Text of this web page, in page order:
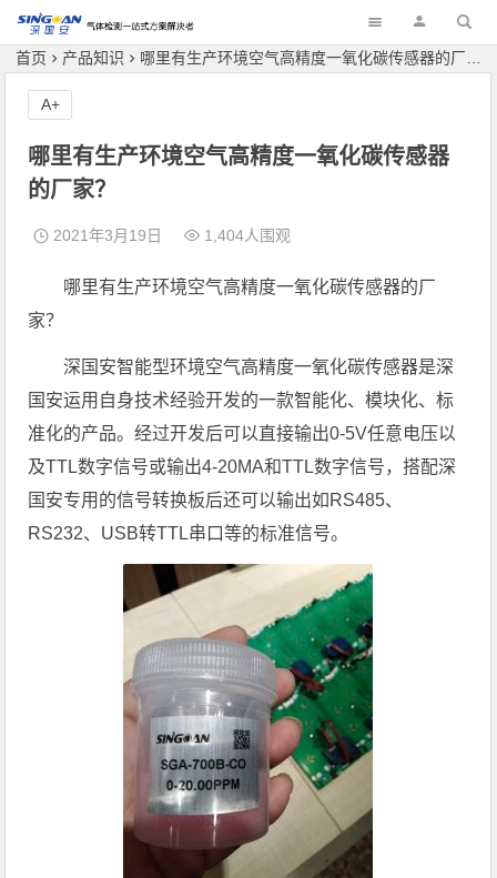
深国安
首页 产品知识 哪里有生产环境空气高精度一氧化碳传感器的厂家？
哪里有生产环境空气高精度一氧化碳传感器
的厂家？
2021年3月19日 1,404人围观
哪里有生产环境空气高精度一氧化碳传感器的厂
家？
深国安智能型环境空气高精度一氧化碳传感器是深
国安运用自身技术经验开发的一款智能化、模块化、标
准化的产品。经过开发后可以直接输出0-5V任意电压以
及TTL数字信号或输出4-20MA和TTL数字信号，搭配深
国安专用的信号转换板后还可以输出如RS485、
RS232、USB转TTL串口等的标准信号。
A+